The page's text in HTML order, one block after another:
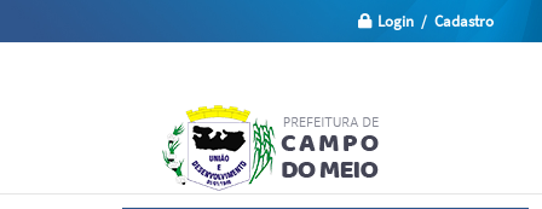
Login / Cadastro